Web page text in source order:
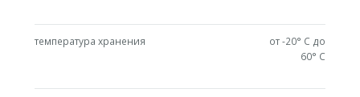
температура хранения
от -20° C до
60° C